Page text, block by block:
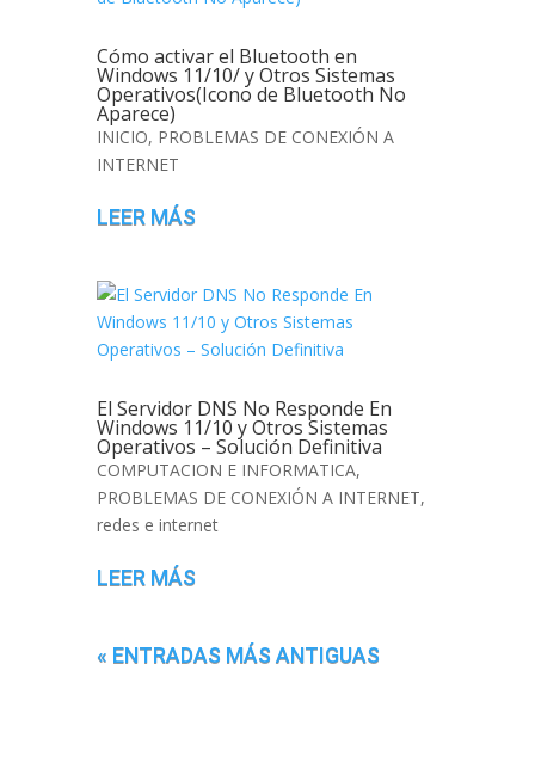
Cómo activar el Bluetooth en
Windows 11/10/ y Otros Sistemas
Operativos(Icono de Bluetooth No
Aparece)
INICIO, PROBLEMAS DE CONEXIÓN A
INTERNET
LEER MÁS
El Servidor DNS No Responde En
Windows 11/10 y Otros Sistemas
Operativos – Solución Definitiva
COMPUTACION E INFORMATICA,
PROBLEMAS DE CONEXIÓN A INTERNET,
redes e internet
LEER MÁS
« ENTRADAS MÁS ANTIGUAS